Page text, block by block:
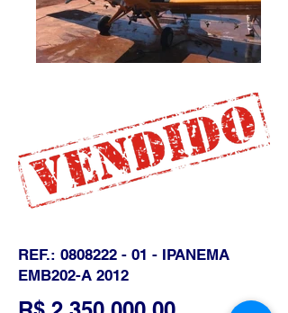
REF.: 0808222 - 01 - IPANEMA
EMB202-A 2012